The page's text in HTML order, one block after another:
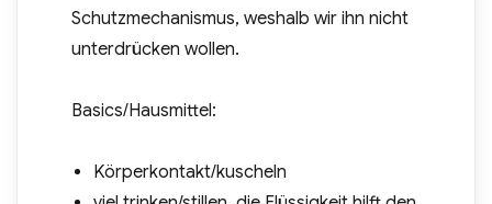
Schutzmechanismus, weshalb wir ihn nicht
unterdrücken wollen.
Basics/Hausmittel:
Körperkontakt/kuscheln